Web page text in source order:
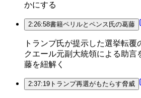
かにする
2:26:58書籍ペリルとペンス氏の葛藤
トランプ氏が提示した選挙転覆
クエール元副大統領による助言
藤を紐解く
2:37:19 トランプ再選がもたらす脅威